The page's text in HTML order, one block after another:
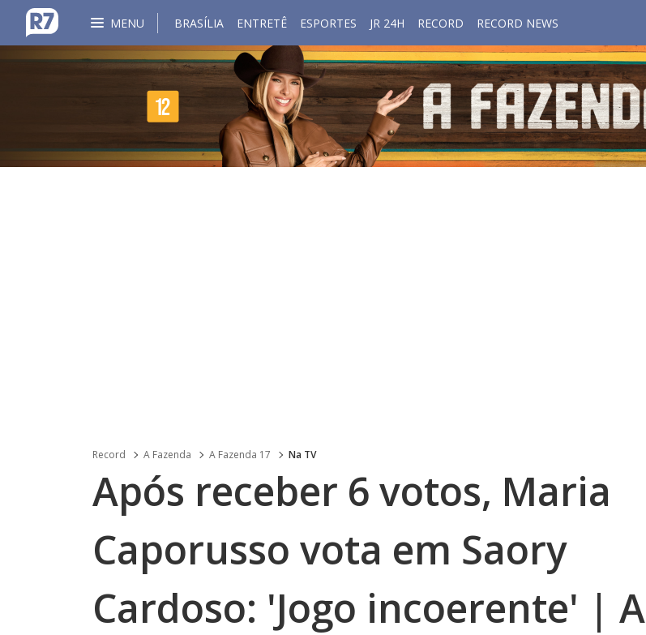
MENU BRASÍLIA ENTRETÊ ESPORTES JR 24H RECORD RECORD NEWS
Record A Fazenda A Fazenda 17 Na TV
Após receber 6 votos, Maria
Caporusso vota em Saory
Cardoso: 'Jogo incoerente' | A